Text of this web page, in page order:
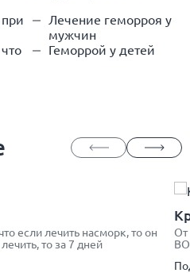
Лечение геморроя у
мужчин
Геморрой у детей
если лечить насморк, то он
то за 7 дней
От